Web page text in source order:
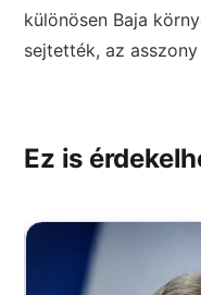
különösen Baja
sejtették, az
Ez is